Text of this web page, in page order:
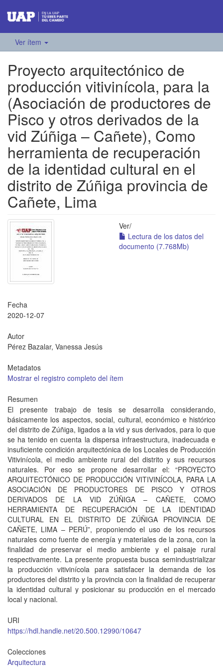
Ver ítem
Proyecto arquitectónico de
producción vitivinícola, para la
(Asociación de productores de
Pisco y otros derivados de la
vid Zúñiga – Cañete), Como
herramienta de recuperación
de la identidad cultural en el
distrito de Zúñiga provincia de
Cañete, Lima
Ver/
Lectura de los datos del
documento (7.768Mb)
Fecha
2020-12-07
Autor
Pérez Bazalar, Vanessa Jesús
Metadatos
Mostrar el registro completo del ítem
Resumen
El presente trabajo de tesis se desarrolla considerando,
básicamente los aspectos, social, cultural, económico e histórico
del distrito de Zúñiga, ligados a la vid y sus derivados, para lo que
se ha tenido en cuenta la dispersa infraestructura, inadecuada e
insuficiente condición arquitectónica de los Locales de Producción
Vitivinícola, el medio ambiente rural del distrito y sus recursos
naturales. Por eso se propone desarrollar el: “PROYECTO
ARQUITECTÓNICO DE PRODUCCIÓN VITIVINÍCOLA, PARA LA
ASOCIACIÓN DE PRODUCTORES DE PISCO Y OTROS
DERIVADOS DE LA VID ZÚÑIGA – CAÑETE, COMO
HERRAMIENTA DE RECUPERACIÓN DE LA IDENTIDAD
CULTURAL EN EL DISTRITO DE ZÚÑIGA PROVINCIA DE
CAÑETE, LIMA – PERÚ”, proponiendo el uso de los recursos
naturales como fuente de energía y materiales de la zona, con la
finalidad de preservar el medio ambiente y el paisaje rural
respectivamente. La presente propuesta busca semindustrializar
la producción vitivinícola para satisfacer la demanda de los
productores del distrito y la provincia con la finalidad de recuperar
la identidad cultural y posicionar su producción en el mercado
local y nacional.
URI
https://hdl.handle.net/20.500.12990/10647
Colecciones
Arquitectura